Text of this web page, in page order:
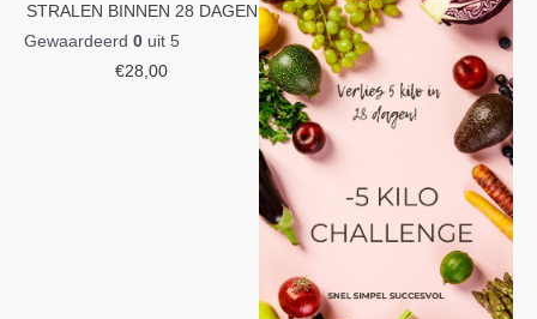
STRALEN BINNEN 28 DAGEN
Gewaardeerd 0 uit 5
€28,00